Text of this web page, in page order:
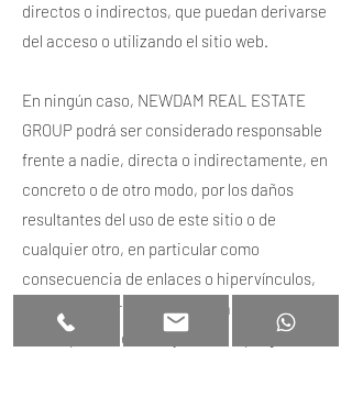
directos o indirectos, que puedan derivarse
del acceso o utilizando el sitio web.
En ningún caso, NEWDAM REAL ESTATE
GROUP podrá ser considerado responsable
frente a nadie, directa o indirectamente, en
concreto o de otro modo, por los daños
resultantes del uso de este sitio o de
cualquier otro, en particular como
consecuencia de enlaces o hipervínculos,
incluidos, entre otros, de toda pérdida,
interrupción del trabajo, daño a programas